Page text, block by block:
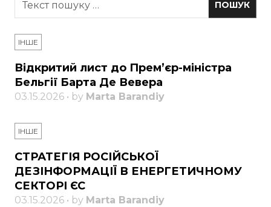
ІНШЕ
Відкритий лист до Прем’єр-міністра
Бельгії Барта Де Вевера
03.15.2026 • by Marta Barandiy
ІНШЕ
СТРАТЕГІЯ РОСІЙСЬКОЇ
ДЕЗІНФОРМАЦІЇ В ЕНЕРГЕТИЧНОМУ
СЕКТОРІ ЄС
03.15.2026 • by Marta Barandiy